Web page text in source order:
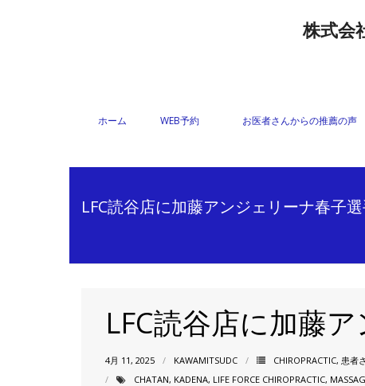
株式会
ホーム WEB予約 お医者さんからの推薦の声
LFC読谷店に加藤アンジェリーナ春子
LFC読谷店に加藤
4月 11, 2025 KAWAMITSUDC CHIROPRACTIC, 患者
CHATAN, KADENA, LIFE FORCE CHIROPRACTIC,